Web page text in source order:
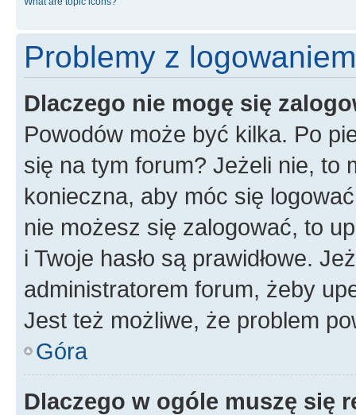
Problemy z
Dlaczego nie mogę się
Powodów może być kilka. Po
się na tym forum? Jeżeli nie, to
konieczna, aby móc się
nie możesz się zalogować, to
i Twoje hasło są prawidłowe.
administratorem forum, żeby
Jest też możliwe, że problem
Góra
Dlaczego w ogóle muszę się